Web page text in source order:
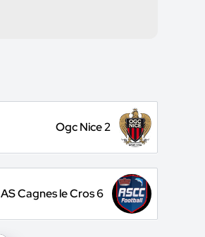
Ogc Nice 2
AS Cagnes le Cros 6